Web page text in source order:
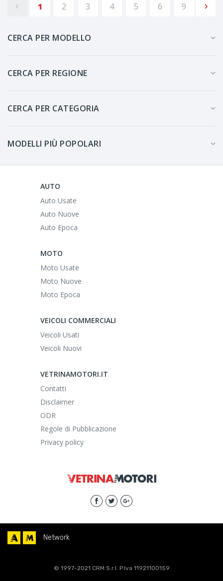
1 2 3 4 5 6 9
CERCA PER MODELLO
CERCA PER REGIONE
CERCA PER CATEGORIA
MODELLI PIÙ POPOLARI
AUTO
Auto Usate
Auto Nuove
Auto Epoca
MOTO
Moto Usate
Moto Nuove
Moto Epoca
VEICOLI COMMERCIALI
Veicoli Usati
Veicoli Nuovi
VETRINAMOTORI.IT
Contatti
Disclaimer
ODR
Regole di Pubblicazione
Privacy policy
Network
© 1997-2021 CRM S.r.l. P.Iva 11921100159